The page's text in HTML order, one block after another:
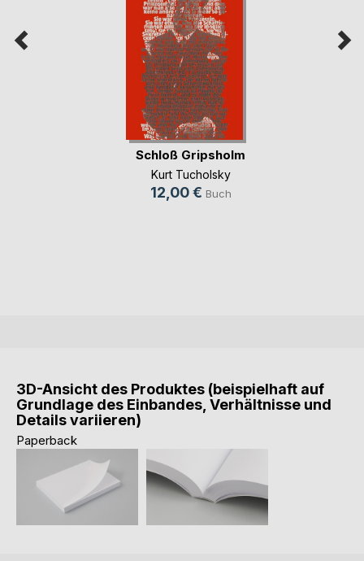
Schloß Gripsholm
Kurt Tucholsky
12,00 € Buch
3D-Ansicht des Produktes (beispielhaft auf
Grundlage des Einbandes, Verhältnisse und
Details variieren)
Paperback